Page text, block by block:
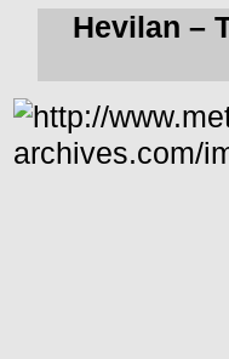
Hevilan –